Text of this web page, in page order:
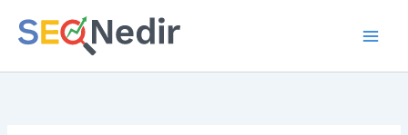
atla